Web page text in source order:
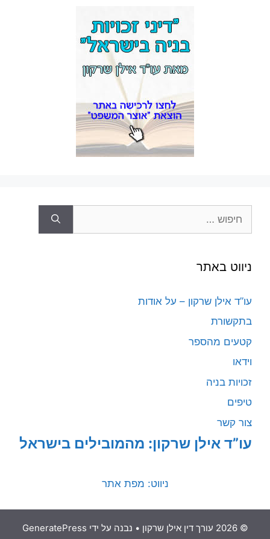
ניווט באתר
עו”ד אילן שרקון – על אודות
בתקשורת
קטעים מהספר
וידאו
זכויות בניה
טיפים
צור קשר
עו”ד אילן שרקון: מהמובילים בישראל
ניווט: מפת אתר
© 2026 עורך דין אילן שרקון • נבנה על ידי GeneratePress